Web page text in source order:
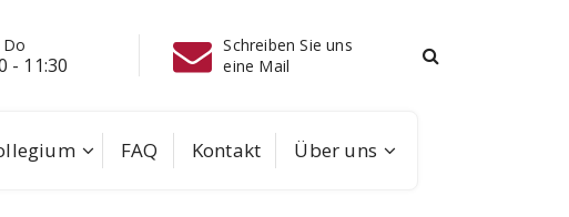
Sie uns
Mail
Instagram
FAQ Kontakt Über uns